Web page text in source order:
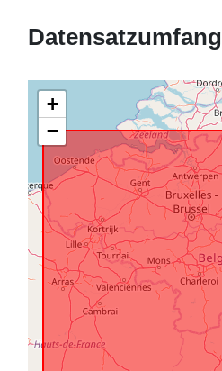
Datensatzumfang
+
−